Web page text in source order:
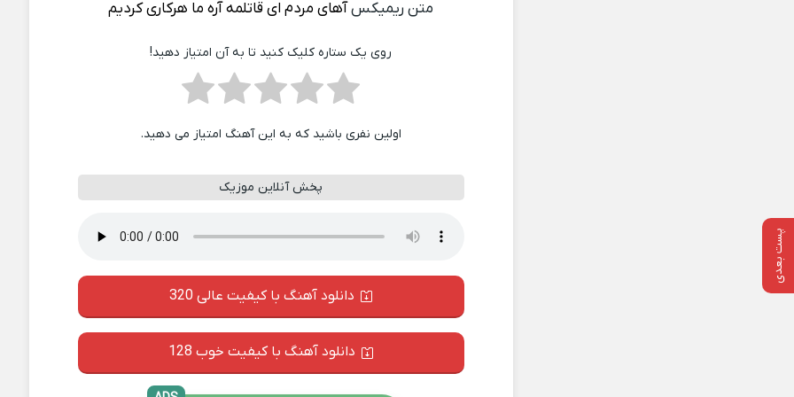
پست بعدی
متن ریمیکسآهای مردم ای قاتلمه آره ما هرکاری کردیم
روی یک ستاره کلیک کنید تا به آن امتیاز دهید!
اولین نفری باشید که به این آهنگ امتیاز می دهید.
پخش آنلاین موزیک
دانلود آهنگ با کیفیت عالی 320
دانلود آهنگ با کیفیت خوب 128